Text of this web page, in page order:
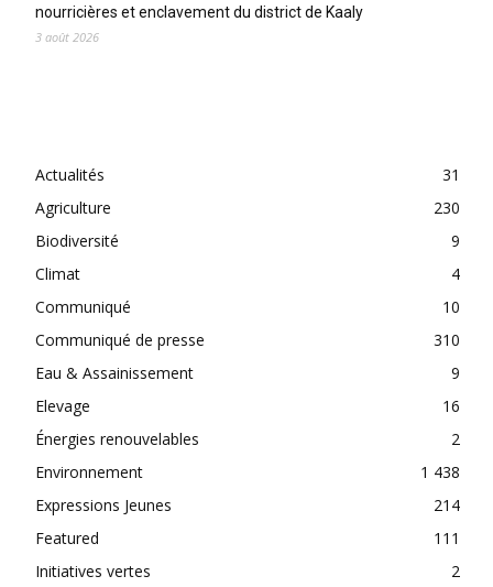
nourricières et enclavement du district de Kaaly
3 août 2026
Actualités
31
Agriculture
230
Biodiversité
9
Climat
4
Communiqué
10
Communiqué de presse
310
Eau & Assainissement
9
Elevage
16
Énergies renouvelables
2
Environnement
1 438
Expressions Jeunes
214
Featured
111
Initiatives vertes
2